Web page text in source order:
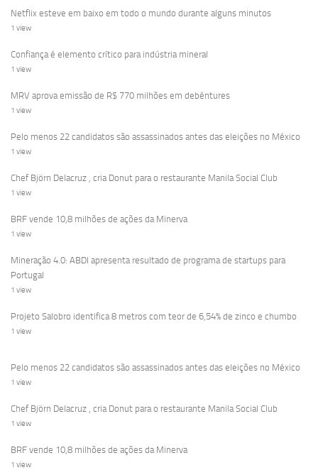
Netflix esteve em baixo em todo o mundo durante alguns minutos
1 view
Confiança é elemento crítico para indústria mineral
1 view
MRV aprova emissão de R$ 770 milhões em debêntures
1 view
Pelo menos 22 candidatos são assassinados antes das eleições no México
1 view
Chef Björn Delacruz , cria Donut para o restaurante Manila Social Club
1 view
BRF vende 10,8 milhões de ações da Minerva
1 view
Mineração 4.0: ABDI apresenta resultado de programa de startups para
Portugal
1 view
Projeto Salobro identifica 8 metros com teor de 6,54% de zinco e chumbo
1 view
Pelo menos 22 candidatos são assassinados antes das eleições no México
1 view
Chef Björn Delacruz , cria Donut para o restaurante Manila Social Club
1 view
BRF vende 10,8 milhões de ações da Minerva
1 view